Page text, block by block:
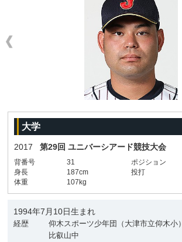
大学
2017 第29回 ユニバーシアード競技大会
背番号 31 ポジション
身長
187cm 投打
体重
107kg
1994年7月10日生まれ
経歴
仰木スポーツ少年団（大津市立仰木小）
比叡山中